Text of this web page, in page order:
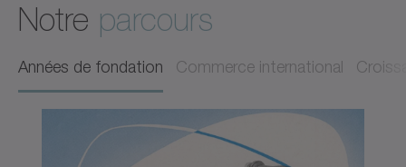
Notre parcours
Années de fondation Commerce international